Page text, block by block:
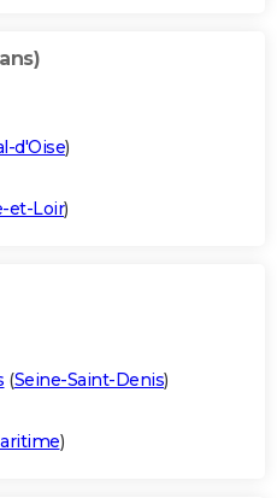
d'Oise)
et-Loir)
(Seine-Saint-Denis)
)